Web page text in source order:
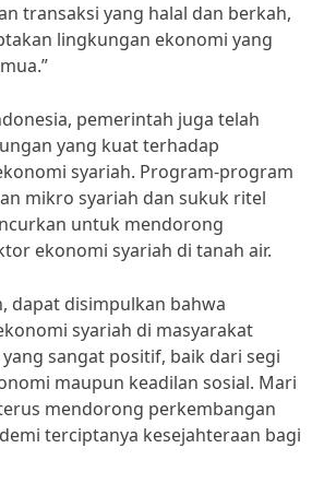
transaksi yang halal dan berkah,
lingkungan ekonomi yang
pemerintah juga telah
yang kuat terhadap
syariah. Program-program
mikro syariah dan sukuk ritel
untuk mendorong
ekonomi syariah di tanah air.
dapat disimpulkan bahwa
syariah di masyarakat
sangat positif, baik dari segi
maupun keadilan sosial. Mari
mendorong perkembangan
terciptanya kesejahteraan bagi